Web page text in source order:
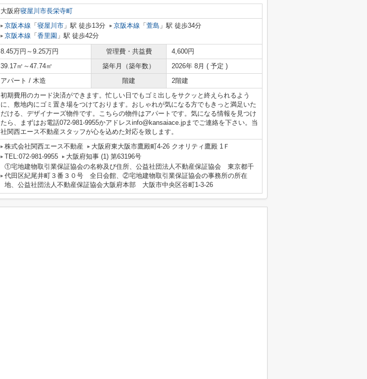
大阪府寝屋川市長栄寺町
京阪本線 「 寝屋川市 」駅 徒歩13分 京阪本線 「 萱島 」駅 徒歩34分
京阪本線 「 香里園 」駅 徒歩42分
8.45万円～9.25万円 管理費・共益費
4,600円
39.17㎡～47.74㎡ 築年月（築年数）
2026年 8月 ( 予定 )
アパート / 木造 階建 2階建
初期費用のカード決済ができます。忙しい日でもゴミ出しをサクッと終えられるよう
に、敷地内にゴミ置き場をつけております。おしゃれが気になる方でもきっと満足いた
だける、デザイナーズ物件です。こちらの物件はアパートです。気になる情報を見つけ
たら、まずはお電話072-981-9955かアドレスinfo@kansaiace.jpまでご連絡を下さい。当
社関西エース不動産スタッフが心を込めた対応を致します。
株式会社関西エース不動産
大阪府東大阪市鷹殿町4-26 クオリティ鷹殿 1Ｆ
TEL:072-981-9955
大阪府知事 (1) 第63196号
①宅地建物取引業保証協会の名称及び住所、公益社団法人不動産保証協会 東京都千
代田区紀尾井町３番３０号 全日会館、②宅地建物取引業保証協会の事務所の所在
地、公益社団法人不動産保証協会大阪府本部 大阪市中央区谷町1-3-26